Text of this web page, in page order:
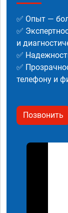
✅ Опыт —
✅
и
✅
✅
телефону и
Позвонить